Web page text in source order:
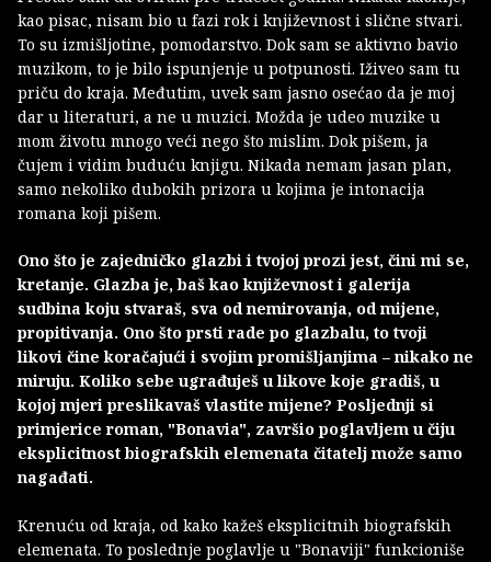
kao pisac, nisam bio u fazi rok i književnost i slične stvari.
To su izmišljotine, pomodarstvo. Dok sam se aktivno bavio
muzikom, to je bilo ispunjenje u potpunosti. Iživeo sam tu
priču do kraja. Međutim, uvek sam jasno osećao da je moj
dar u literaturi, a ne u muzici. Možda je udeo muzike u
mom životu mnogo veći nego što mislim. Dok pišem, ja
čujem i vidim buduću knjigu. Nikada nemam jasan plan,
samo nekoliko dubokih prizora u kojima je intonacija
romana koji pišem.
Ono što je zajedničko glazbi i tvojoj prozi jest, čini mi se,
kretanje. Glazba je, baš kao književnost i galerija
sudbina koju stvaraš, sva od nemirovanja, od mijene,
propitivanja. Ono što prsti rade po glazbalu, to tvoji
likovi čine koračajući i svojim promišljanjima – nikako ne
miruju. Koliko sebe ugrađuješ u likove koje gradiš, u
kojoj mjeri preslikavaš vlastite mijene? Posljednji si
primjerice roman, "Bonavia", završio poglavljem u čiju
eksplicitnost biografskih elemenata čitatelj može samo
nagađati.
Krenuću od kraja, od kako kažeš eksplicitnih biografskih
elemenata. To poslednje poglavlje u "Bonaviji" funkcioniše